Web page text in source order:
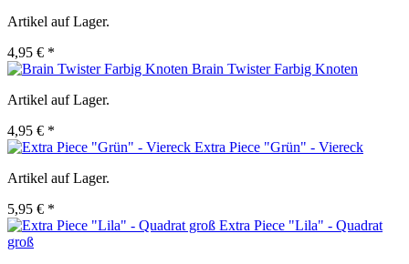
Artikel auf Lager.
4,95 € *
Brain Twister Farbig Knoten
Artikel auf Lager.
4,95 € *
Extra Piece "Grün" - Viereck
Artikel auf Lager.
5,95 € *
Extra Piece "Lila" - Quadrat
groß